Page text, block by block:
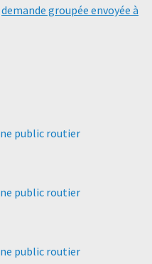
demande groupée envoyée à
public routier
public routier
public routier